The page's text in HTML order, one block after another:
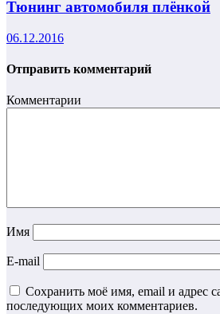
Тюнинг автомобиля плёнкой
06.12.2016
Отправить комментарий
Комментарии
Имя
E-mail
Сохранить моё имя, email и адрес
последующих моих комментариев.